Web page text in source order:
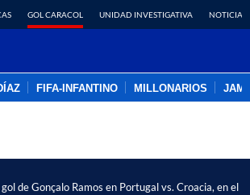
GOL CARACOL UNIDAD INVESTIGATIVA NOTICIAS
FIFA-INFANTINO MILLONARIOS
gol de Gonçalo Ramos en Portugal vs. Croacia, en el